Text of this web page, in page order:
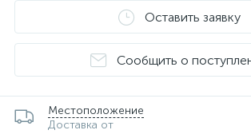
Оставить заявку
Сообщить о
Местоположение
Доставка от